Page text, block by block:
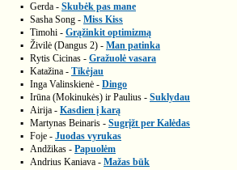
▪ Gerda - Skubėk pas mane
▪ Sasha Song - Miss Kiss
▪ Timohi - Grąžinkit optimizmą
▪ Živilė (Dangus 2) - Man patinka
▪ Rytis Cicinas - Gražuolė vasara
▪ Katažina - Tikėjau
▪ Inga Valinskienė - Dingo
▪ Irūna (Mokinukės) ir Paulius - Suklydau
▪ Airija - Kasdien į karą
▪ Martynas Beinaris - Sugrįžt per Kalėdas
▪ Foje - Juodas vyrukas
▪ Andžikas - Papuolėm
▪ Andrius Kaniava - Mažas būk